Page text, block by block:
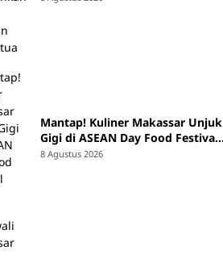
Mantap! Kuliner Makassar Unjuk
Gigi di ASEAN Day Food Festival
2026
8 Agustus 2026